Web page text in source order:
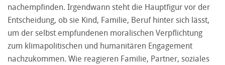
nachempfinden. Irgendwann steht die Hauptfigur vor der
Entscheidung, ob sie Kind, Familie, Beruf hinter sich lässt,
um der selbst empfundenen moralischen Verpflichtung
zum klimapolitischen und humanitären Engagement
nachzukommen. Wie reagieren Familie, Partner, soziales